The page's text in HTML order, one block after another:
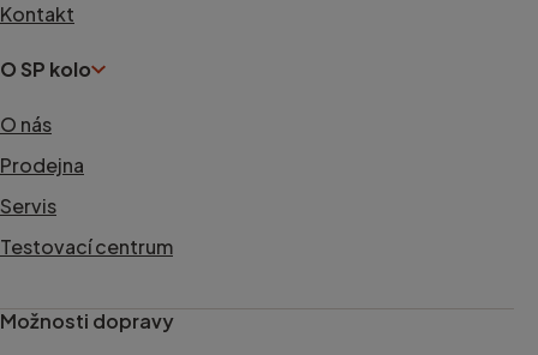
Kontakt
O SP kolo
O nás
Prodejna
Servis
Testovací centrum
Možnosti dopravy